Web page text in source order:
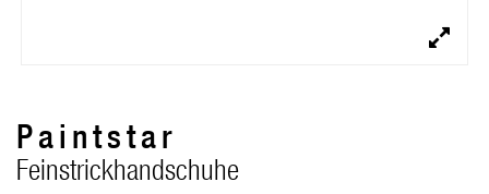
Paintstar
Feinstrickhandschuhe